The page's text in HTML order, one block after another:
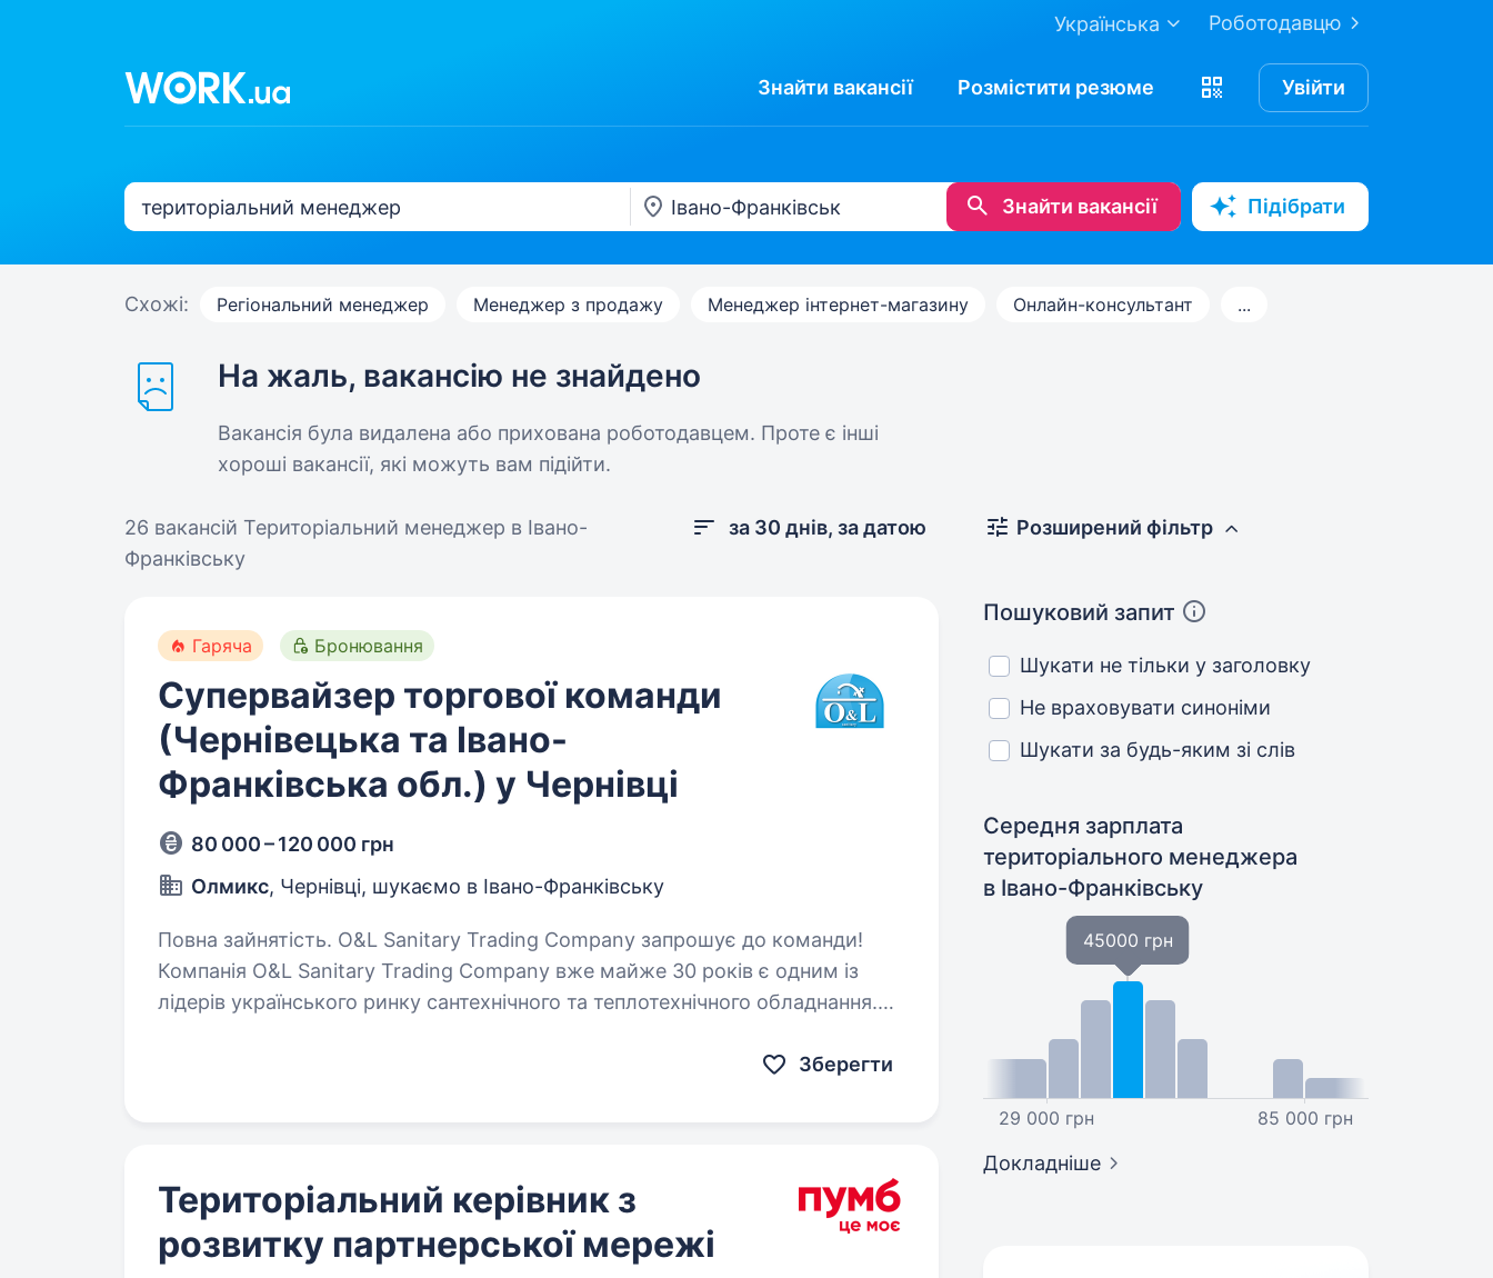
Роботодавцю
Українська
Знайти вакансії Розмістити резюме Увійти
Знайти вакансії Підібрати
Схожі: Регіональний менеджер Менеджер з продажу Менеджер інтернет-магазину Онлайн-консультант ...
На жаль, вакансію не знайдено
Вакансія була видалена або прихована роботодавцем. Проте є інші
хороші вакансії, які можуть вам підійти.
26 вакансій Територіальний менеджер в Івано-
Франківську
за 30 днів, за датою
Гаряча Бронювання
Супервайзер торгової команди
(Чернівецька та Івано-
Франківська обл.) у Чернівці
80 000 – 120 000 грн
Олмикс, Чернівці, шукаємо в Івано-Франківську
Повна зайнятість. O&L Sanitary Trading Company запрошує до команди!
Компанія O&L Sanitary Trading Company вже майже 30 років є одним із
лідерів українського ринку сантехнічного та теплотехнічного обладнання.
Зберегти
Територіальний керівник з
розвитку партнерської мережі
Розширений фільтр
Пошуковий запит
Шукати не тільки у заголовку
Не враховувати синоніми
Шукати за будь-яким зі слів
Середня зарплата
територіального менеджера
в Івано-Франківську
29 000 грн
45000 грн
85 000 грн
Докладніше